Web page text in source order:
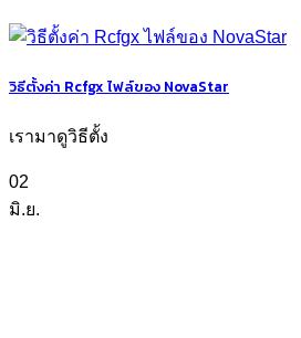
วิธีตั้งค่า Rcfgx ไฟล์ของ NovaStar
เรามาดูวิธีตั้ง
02
มิ.ย.